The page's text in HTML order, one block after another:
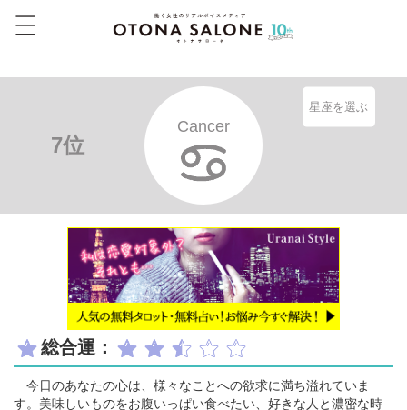
7位
Cancer
星座を選ぶ
総合運：
今日のあなたの心は、様々なことへの欲求に満ち溢れていま
す。美味しいものをお腹いっぱい食べたい、好きな人と濃密な時